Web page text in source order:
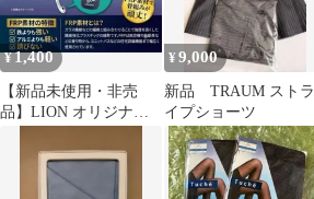
¥1,400
【新品未使用・非売
品】LION オリジナ
¥9,000
新品 TRAUM ストラ
イプショーツ